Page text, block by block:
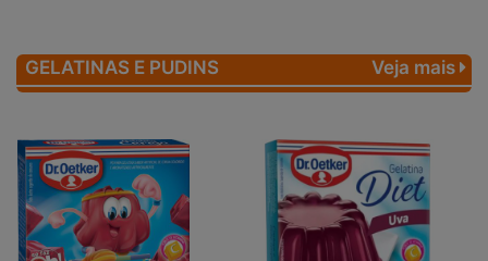
GELATINAS E PUDINS Veja mais